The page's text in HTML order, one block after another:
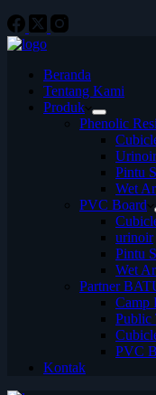
Beranda
Tentang Kami
Produk
Phenolic
Urinoir
Pintu
Wet
PVC Board
urinoir
Pintu
Wet
Partner
Camp
Public
PVC
Kontak